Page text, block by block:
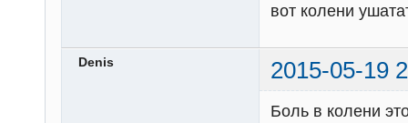
вот колени
Denis 2015-05-19
Боль в колени